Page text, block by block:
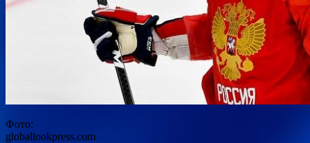
Фото:
globallookpress.com